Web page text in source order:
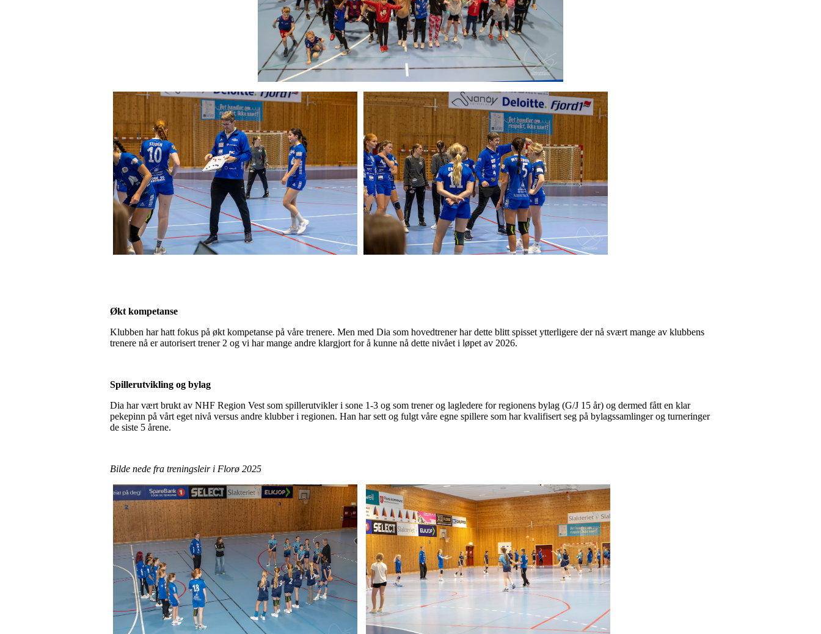
Økt kompetanse
Klubben har hatt fokus på økt kompetanse på våre trenere. Men med Dia som hovedtrener har dette blitt spisset ytterligere der nå svært mange av klubbens
trenere nå er autorisert trener 2 og vi har mange andre klargjort for å kunne nå dette nivået i løpet av 2026.
Spillerutvikling og bylag
Dia har vært brukt av NHF Region Vest som spillerutvikler i sone 1-3 og som trener og lagledere for regionens bylag (G/J 15 år) og dermed fått en klar
pekepinn på vårt eget nivå versus andre klubber i regionen. Han har sett og fulgt våre egne spillere som har kvalifisert seg på bylagssamlinger og turneringer
de siste 5 årene.
Bilde nede fra treningsleir i Florø 2025